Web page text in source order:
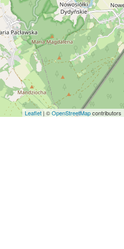
Leaflet | ©OpenStreetMapcontributors